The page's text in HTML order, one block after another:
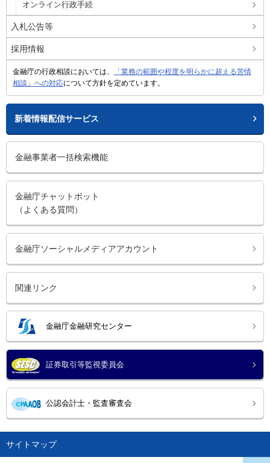
オンライン行政手続
入札公告等
採用情報
金融庁の行政相談においては、
「業務の範囲や程度を明らかに超える苦情
相談」への対応について方針を定めています。
新着情報配信サービス
金融事業者一括検索機能
金融庁チャットボット
（よくある質問）
金融庁ソーシャルメディアアカウント
関連リンク
金融庁金融研究センター
証券取引等監視委員会
公認会計士・監査審査会
サイトマップ